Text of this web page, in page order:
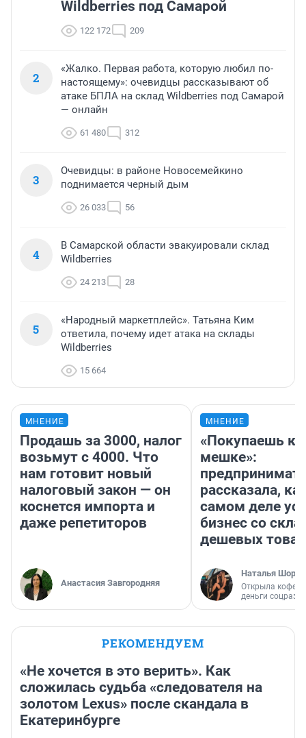
Wildberries под Самарой
122 172 209
2
«Жалко. Первая работа, которую любил по-
настоящему»: очевидцы рассказывают об
атаке БПЛА на склад Wildberries под Самарой
— онлайн
61 480 312
3
Очевидцы: в районе Новосемейкино
поднимается черный дым
26 033 56
4
В Самарской области эвакуировали склад
Wildberries
24 213 28
5
«Народный маркетплейс». Татьяна Ким
ответила, почему идет атака на склады
Wildberries
15 664
МНЕНИЕ
Продашь за 3000, налог
возьмут с 4000. Что
нам готовит новый
налоговый закон — он
коснется импорта и
даже репетиторов
Анастасия Завгородняя
МНЕНИЕ
«Покупаешь
мешке»:
рассказала,
самом деле
бизнес со
дешевых
Наталья
Открыла
деньги
РЕКОМЕНДУЕМ
«Не хочется в это верить». Как
сложилась судьба «следователя на
золотом Lexus» после скандала в
Екатеринбурге